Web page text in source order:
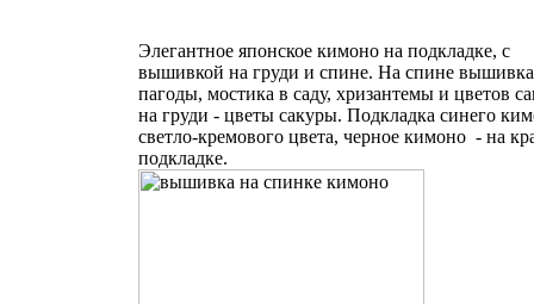
Элегантное японское кимоно на подкладке, с
вышивкой на груди и спине. На спине
пагоды, мостика в саду, хризантемы и цветов
на груди - цветы сакуры. Подкладка синего
светло-кремового цвета, черное кимоно - на
подкладке.